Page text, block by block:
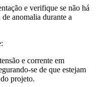
e verifique se não há
anomalia durante a
e corrente em
se de que estejam
projeto.